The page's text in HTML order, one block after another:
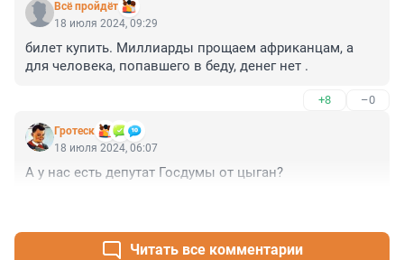
Всё пройдёт
18 июля 2024, 09:29
билет купить. Миллиарды прощаем африканцам, а
для человека, попавшего в беду, денег нет .
+8 –0
Гротеск
18 июля 2024, 06:07
А у нас есть депутат Госдумы от цыган?
Читать все комментарии